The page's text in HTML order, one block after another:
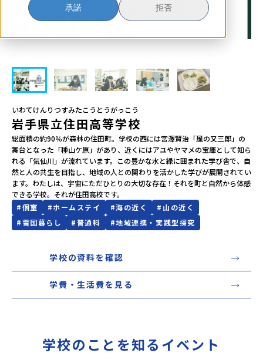
承諾 拒否
マガジン
奨学金について
？ イベント参加方法
会員登録 MYページログイン
いわてけんりつすみたこうとうがっこう
岩手県立住田高等学校
総面積の約90％が森林の住田町。学校の西には宮澤賢治「風の又三郎」の
舞台となった「種山ケ原」があり、近くにはアユやヤマメの宝庫として知ら
れる「気仙川」が流れています。この豊かな水と緑に囲まれた学び舎で、自
然と人の共生を目指し、地域の人との関わりを活かした学びが展開されてい
ます。わたしは、宇宙にただひとりの大切な存在！それを町と自然から体感
できる学校。それが住田高校です。
#個室 #ホームステイ #海の近く # 山の近く
#雪国暮らし #普通科 #地域連携・実践型探究
学校の資料を確認
学費・生活費を見る
学校のことを知るイベント